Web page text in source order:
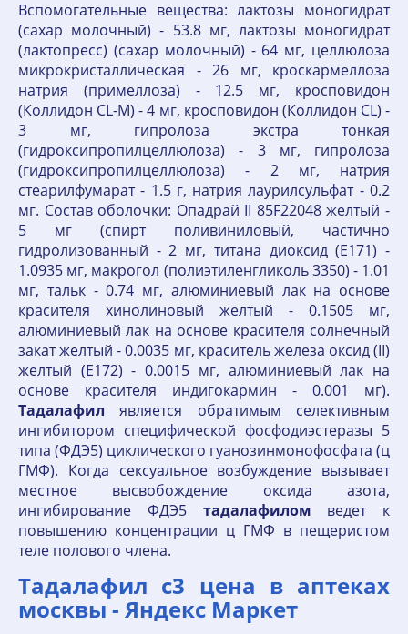
Вспомогательные вещества: лактозы моногидрат
(сахар молочный) - 53.8 мг, лактозы моногидрат
(лактопресс) (сахар молочный) - 64 мг, целлюлоза
микрокристаллическая - 26 мг, кроскармеллоза
натрия (примеллоза) - 12.5 мг, кросповидон
(Коллидон CL-M) - 4 мг, кросповидон (Коллидон CL) -
3 мг, гипролоза экстра тонкая
(гидроксипропилцеллюлоза) - 3 мг, гипролоза
(гидроксипропилцеллюлоза) - 2 мг, натрия
стеарилфумарат - 1.5 г, натрия лаурилсульфат - 0.2
мг. Состав оболочки: Опадрай II 85F22048 желтый -
5 мг (спирт поливиниловый, частично
гидролизованный - 2 мг, титана диоксид (Е171) -
1.0935 мг, макрогол (полиэтиленгликоль 3350) - 1.01
мг, тальк - 0.74 мг, алюминиевый лак на основе
красителя хинолиновый желтый - 0.1505 мг,
алюминиевый лак на основе красителя солнечный
закат желтый - 0.0035 мг, краситель железа оксид (II)
желтый (Е172) - 0.0015 мг, алюминиевый лак на
основе красителя индигокармин - 0.001 мг).
Тадалафил является обратимым селективным
ингибитором специфической фосфодиэстеразы 5
типа (ФДЭ5) циклического гуанозинмонофосфата (ц
ГМФ). Когда сексуальное возбуждение вызывает
местное высвобождение оксида азота,
ингибирование ФДЭ5 тадалафилом ведет к
повышению концентрации ц ГМФ в пещеристом
теле полового члена.
Тадалафил с3 цена в аптеках
москвы - Яндекс Маркет